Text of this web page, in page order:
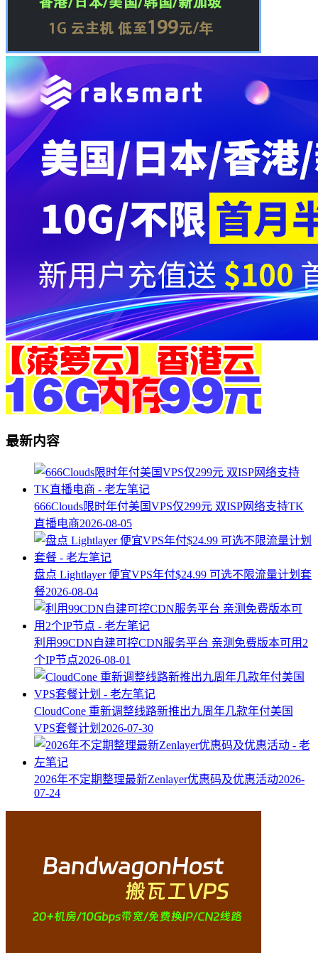
最新内容
666Clouds限时年付美国VPS仅299元 双ISP网络支持TK
直播电商2026-08-05
盘点 Lightlayer 便宜VPS年付$24.99 可选不限流量计划套
餐2026-08-04
利用99CDN自建可控CDN服务平台 亲测免费版本可用2
个IP节点2026-08-01
CloudCone 重新调整线路新推出九周年几款年付美国
VPS套餐计划 2026-07-30
2026年不定期整理最新Zenlayer优惠码及优惠活动2026-
07-24